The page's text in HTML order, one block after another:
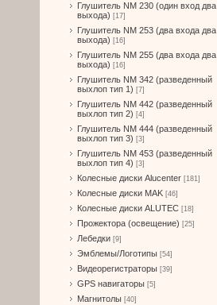
Глушитель NM 230 (один вход два
выхода) [17]
Глушитель NM 253 (два входа два
выхода) [16]
Глушитель NM 255 (два входа два
выхода) [16]
Глушитель NM 342 (разведенный
выхлоп тип 1) [7]
Глушитель NM 442 (разведенный
выхлоп тип 2) [4]
Глушитель NM 444 (разведенный
выхлоп тип 3) [3]
Глушитель NM 453 (разведенный
выхлоп тип 4) [3]
Колесные диски Alucenter [181]
Колесные диски MAK [46]
Колесные диски ALUTEC [18]
Прожектора (освещение) [25]
Лебедки [9]
Эмблемы/Логотипы [54]
Видеорегистраторы [39]
GPS навигаторы [5]
Магнитолы [40]